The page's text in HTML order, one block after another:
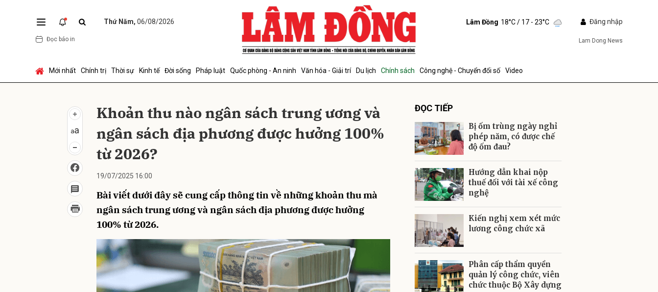
Thứ Năm, 06/08/2026
Đọc báo in
Lâm Đồng 18°C/ 17 - 23°C Đăng nhập
Lam Dong News
Mới nhất Chính trị Thời sự Kinh tế Đời sống Pháp luật Quốc phòng - An ninh Văn hóa - Giải trí Du lịch Chính sách Công nghệ - Chuyển đổi số Video
Khoản thu nào ngân sách trung ương và
ngân sách địa phương được hưởng 100%
từ 2026?
19/07/2025 16:00
Bài viết dưới đây sẽ cung cấp thông tin về những khoản thu mà
ngân sách trung ương và ngân sách địa phương được hưởng
100% từ 2026.
ĐỌC TIẾP
Bị ốm trùng ngày nghỉ
phép năm, có được chế
độ ốm đau?
Hướng dẫn khai nộp
thuế đối với tài xế công
nghệ
Kiến nghị xem xét mức
lương công chức xã
Phân cấp thẩm quyền
quản lý công chức, viên
chức thuộc Bộ Xây dựng
Gửi bình luận
Gửi